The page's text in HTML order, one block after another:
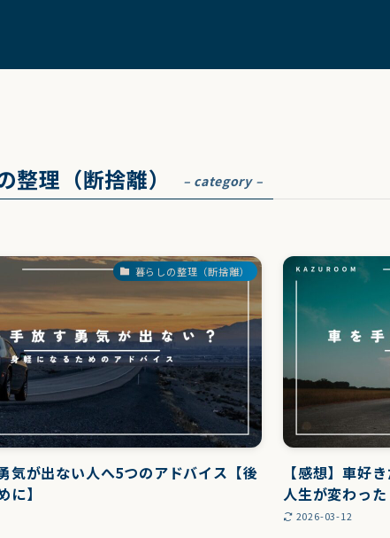
整理（断捨離） – category –
暮らしの整理（断捨離）
気が出ない人へ5つのアドバイス【後
に】
【感想】車好
人生が変わった
2026-03-12